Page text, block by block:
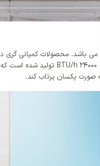
باشد. محصولات کمپانی